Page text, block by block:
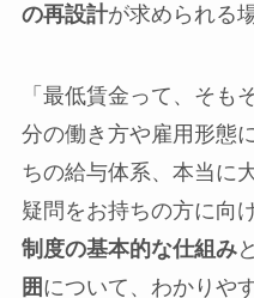
の再設計が求められる
「最低賃金って、そも
分の働き方や雇用形態
ちの給与体系、本当に
疑問をお持ちの方に向
制度の基本的な仕組み
囲 について、わかりや